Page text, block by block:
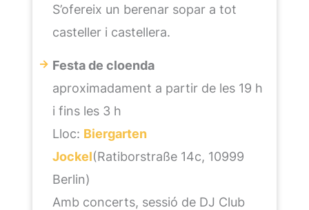
S’ofereix un berenar sopar a tot
casteller i castellera.
Festa de cloenda
aproximadament a partir de les 19 h
i fins les 3 h
Lloc: Biergarten
Jockel(Ratiborstraße 14c, 10999
Berlin)
Amb concerts, sessió de DJ Club